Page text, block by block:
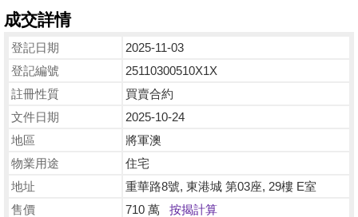
成交詳情
登記日期
2025-11-03
登記編號
25110300510X1X
註冊性質
買賣合約
文件日期
2025-10-24
地區
將軍澳
物業用途
住宅
地址
重華路8號, 東港城 第03座, 29樓 E室
售價
710 萬 按揭計算